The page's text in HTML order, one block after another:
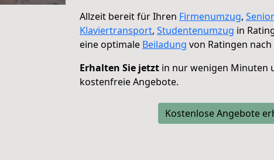
Allzeit bereit für Ihren Firmenumzug,
Klaviertransport, Studentenumzug in
eine optimale Beiladung von Ratingen
Erhalten Sie jetzt in nur wenigen Minuten
kostenfreie Angebote.
Kostenlose Angebote